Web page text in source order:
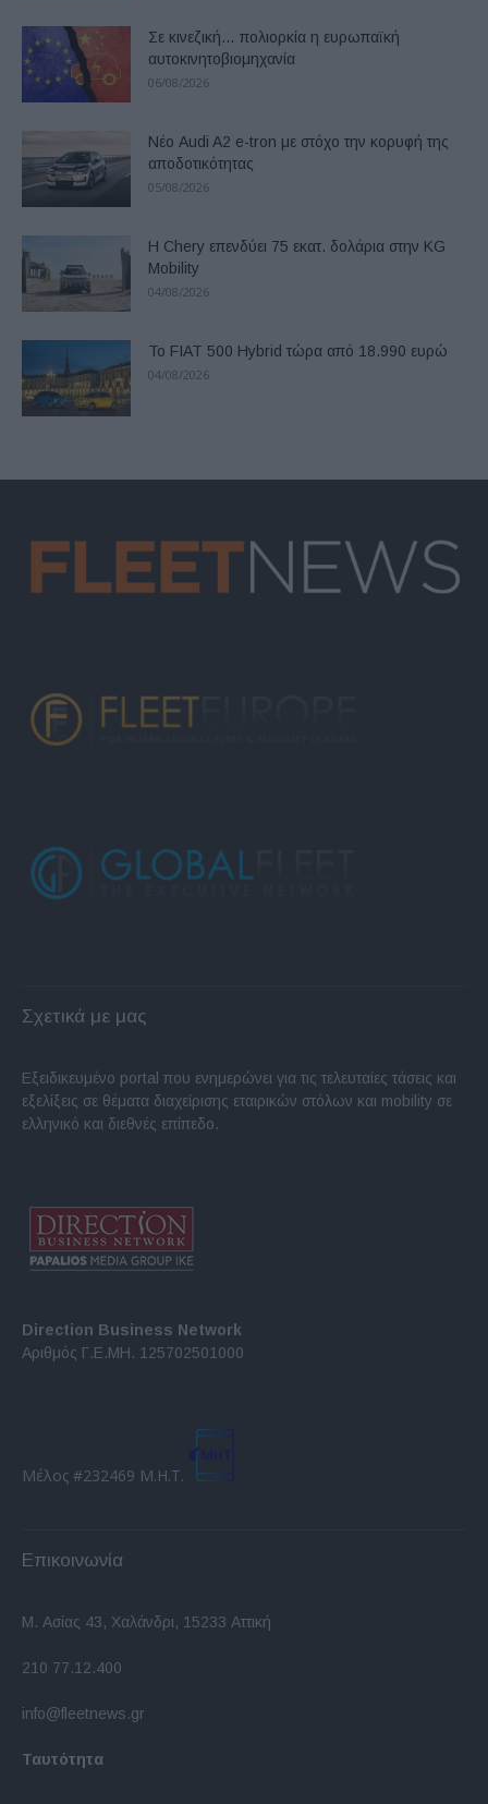
Σε κινεζική… πολιορκία η ευρωπαϊκή
αυτοκινητοβιομηχανία
06/08/2026
Νέο Audi A2 e-tron με στόχο την κορυφή της
αποδοτικότητας
05/08/2026
Η Chery επενδύει 75 εκατ. δολάρια στην KG
Mobility
04/08/2026
Το FIAT 500 Hybrid τώρα από 18.990 ευρώ
04/08/2026
Σχετικά με μας
Εξειδικευμένο portal που ενημερώνει για τις τελευταίες τάσεις και
εξελίξεις σε θέματα διαχείρισης εταιρικών στόλων και mobility σε
ελληνικό και διεθνές επίπεδο.
Direction Business Network
Αριθμός Γ.Ε.ΜΗ. 125702501000
Μέλος #232469 Μ.Η.Τ.
Επικοινωνία
Μ. Ασίας 43, Χαλάνδρι, 15233 Αττική
210 77.12.400
info@fleetnews.gr
Ταυτότητα